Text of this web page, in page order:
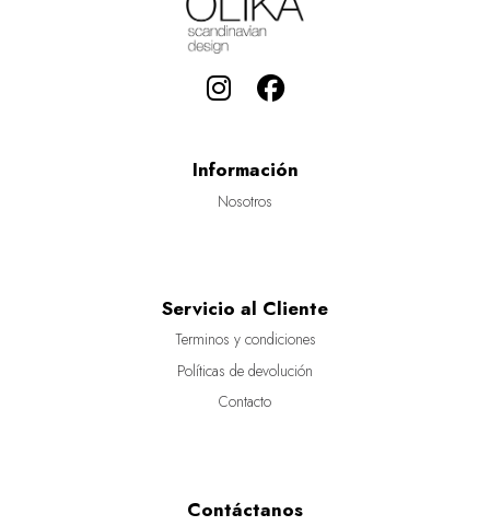
Información
Nosotros
Servicio al Cliente
Terminos y condiciones
Políticas de devolución
Contacto
Contáctanos